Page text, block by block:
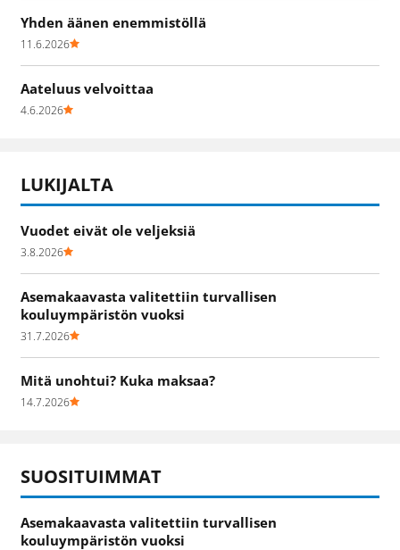
Yhden äänen enemmistöllä
11.6.2026
Aateluus velvoittaa
4.6.2026
LUKIJALTA
Vuodet eivät ole veljeksiä
3.8.2026
Asemakaavasta valitettiin turvallisen
kouluympäristön vuoksi
31.7.2026
Mitä unohtui? Kuka maksaa?
14.7.2026
SUOSITUIMMAT
Asemakaavasta valitettiin turvallisen
kouluympäristön vuoksi